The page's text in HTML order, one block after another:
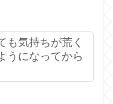
も気持ちが荒く
うになってから